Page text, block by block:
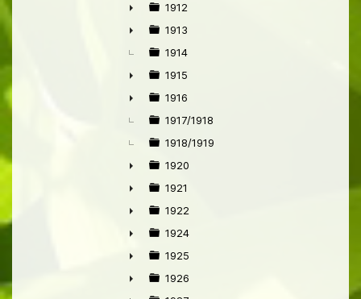
►
1912
►
1913
1914
►
1915
►
1916
1917/1918
1918/1919
►
1920
►
1921
►
1922
►
1924
►
1925
1926